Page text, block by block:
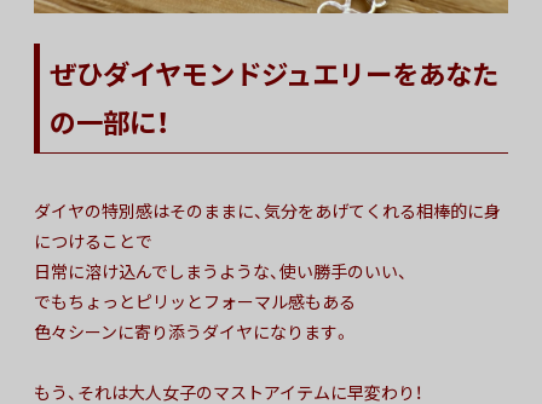
ぜひダイヤモンドジュエリーをあなた
の一部に！
ダイヤの特別感はそのままに、気分をあげてくれる相棒的に身
につけることで
日常に溶け込んでしまうような、使い勝手のいい、
でもちょっとピリッとフォーマル感もある
色々シーンに寄り添うダイヤになります。
もう、それは大人女子のマストアイテムに早変わり！